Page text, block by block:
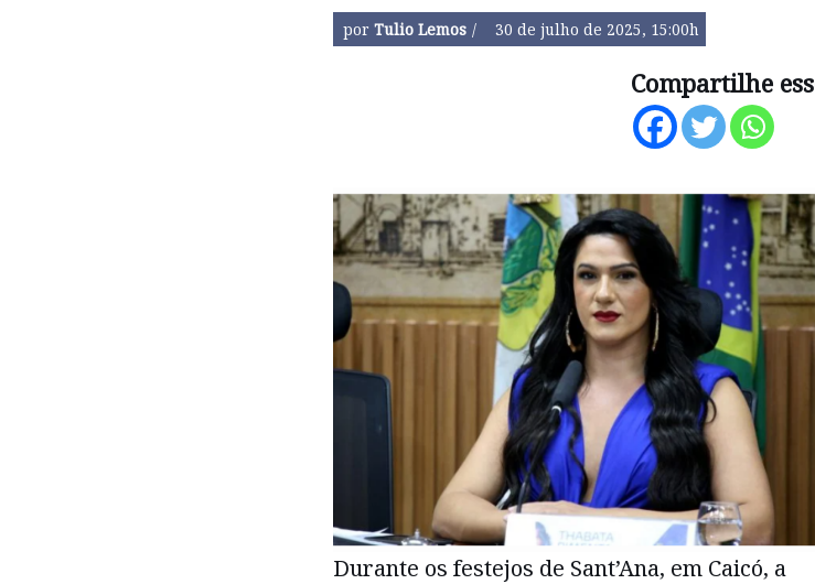
por Tulio Lemos 30 de julho de 2025, 15:00h
Compartilhe
Durante os festejos de Sant’Ana, em Caicó, a